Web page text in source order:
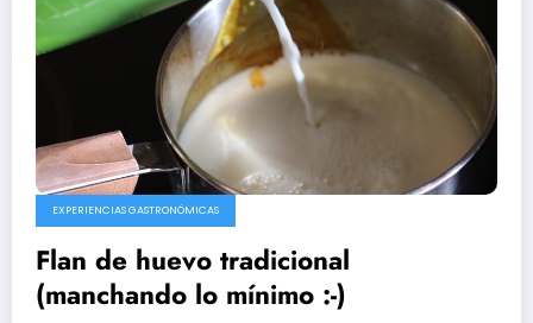
EXPERIENCIAS GASTRONÓMICAS
Flan de huevo tradicional
(manchando lo mínimo :-)